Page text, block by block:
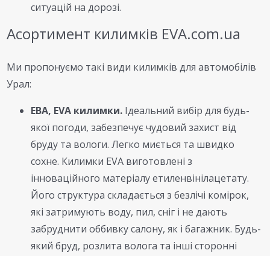
ситуацій на дорозі.
Асортимент килимків EVA.com.ua
Ми пропонуємо такі види килимків для автомобілів
Урал:
ЕВА, EVA килимки. Ідеальний вибір для будь-
якої погоди, забезпечує чудовий захист від
бруду та вологи. Легко миється та швидко
сохне. Килимки EVA виготовлені з
інноваційного матеріалу етиленвінілацетату.
Його структура складається з безлічі комірок,
які затримують воду, пил, сніг і не дають
забруднити оббивку салону, як і багажник. Будь-
який бруд, розлита волога та інші сторонні